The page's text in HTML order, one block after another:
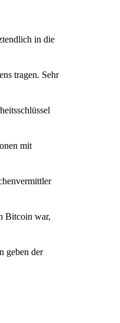
in die
tragen. Sehr
mit
Bitcoin war,
geben der